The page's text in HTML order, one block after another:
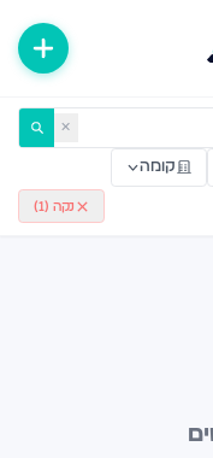
היחיד ✕
קומה
נקה ( 1
)